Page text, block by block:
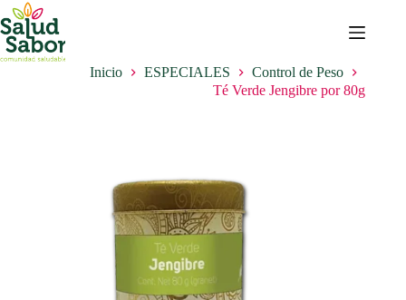
Saltar
al
contenido
Inicio ESPECIALES
Control de Peso
Té Verde Jengibre por 80g